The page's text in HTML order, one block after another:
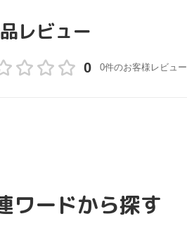
レビュー
0 0件のお客様レビュー
ワードから探す